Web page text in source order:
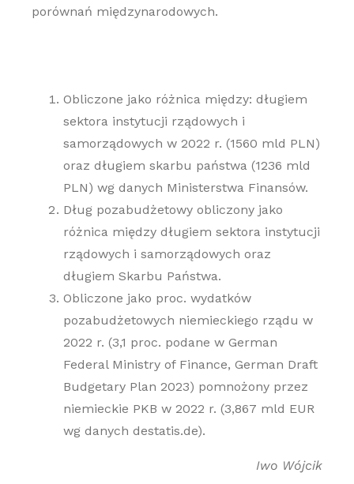
porównań międzynarodowych.
Obliczone jako różnica między: długiem
sektora instytucji rządowych i
samorządowych w 2022 r. (1560 mld PLN)
oraz długiem skarbu państwa (1236 mld
PLN) wg danych Ministerstwa Finansów.
Dług pozabudżetowy obliczony jako
różnica między długiem sektora instytucji
rządowych i samorządowych oraz
długiem Skarbu Państwa.
Obliczone jako proc. wydatków
pozabudżetowych niemieckiego rządu w
2022 r. (3,1 proc. podane w German
Federal Ministry of Finance, German Draft
Budgetary Plan 2023) pomnożony przez
niemieckie PKB w 2022 r. (3,867 mld EUR
wg danych destatis.de).
Iwo Wójcik